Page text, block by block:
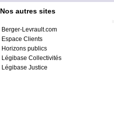
Nos autres sites
Berger-Levrault.com
Espace Clients
Horizons publics
Légibase Collectivités
Légibase Justice